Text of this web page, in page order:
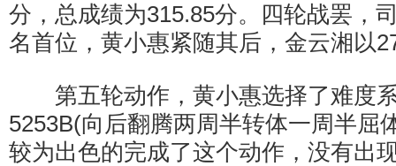
分，总成绩为315.85分。四轮战罢，
名首位，黄小惠紧随其后，金云湘以
第五轮动作，黄小惠选择了难度
5253B(向后翻腾两周半转体一周半屈
较为出色的完成了这个动作，没有出